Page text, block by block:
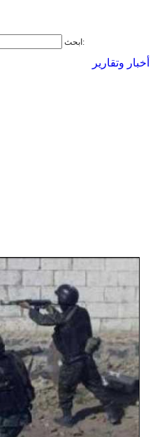
ابحث ابحث عن:
أخبار وتقارير